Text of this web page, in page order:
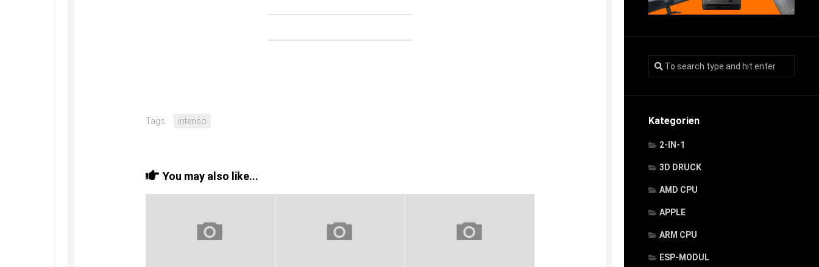
Kategorien
2-IN-1
3D DRUCK
AMD CPU
APPLE
ARM CPU
ESP-MODUL
Tags: intenso
You may also like...